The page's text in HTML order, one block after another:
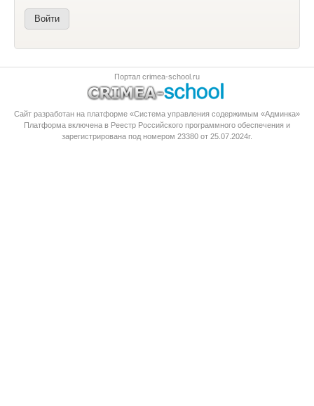
Портал crimea-school.ru
Сайт разработан на платформе «Система управления содержимым «Админка»
Платформа включена в Реестр Российского программного обеспечения и
зарегистрирована под номером 23380 от 25.07.2024г.